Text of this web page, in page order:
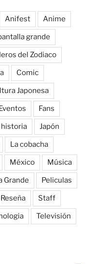
Anifest Anime
grande
del Zodiaco
Comic
Japonesa
Fans
historia Japón
La cobacha
México Música
Grande Peliculas
Reseña Staff
Televisión